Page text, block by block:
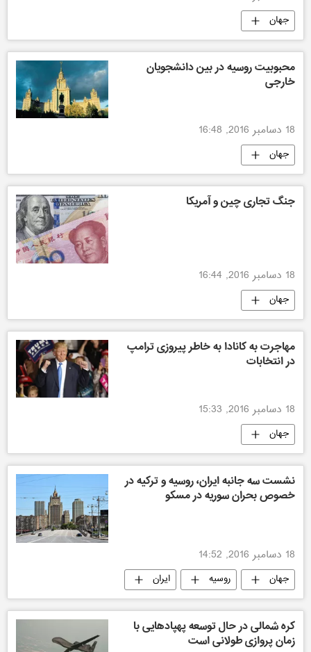
جهان
محبوبیت روسیه در بین دانشجویان
خارجی
18 دسامبر 2016, 16:48
جهان
جنگ تجاری چین و آمریکا
18 دسامبر 2016, 16:44
جهان
مهاجرت به کانادا به خاطر پیروزی ترامپ
در انتخابات
18 دسامبر 2016, 15:33
جهان
نشست سه جانبه ایران، روسیه و ترکیه در
خصوص بحران سوریه در مسکو
18 دسامبر 2016, 14:52
جهان روسیه ایران
کره شمالی در حال توسعه پهپادهایی با
زمان پروازی طولانی است